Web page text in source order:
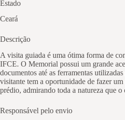
Estado
Ceará
Descrição
A visita guiada é uma ótima forma de
IFCE. O Memorial possui um grande
documentos até as ferramentas
visitante tem a oportunidade de fazer
prédio, admirando toda a natureza que o
Responsável pelo envio